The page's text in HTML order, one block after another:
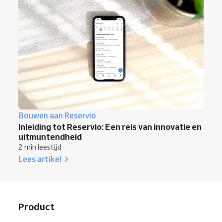
Bouwen aan Reservio
Inleiding tot Reservio: Een reis van innovatie en
uitmuntendheid
2 min leestijd
Lees artikel
Product